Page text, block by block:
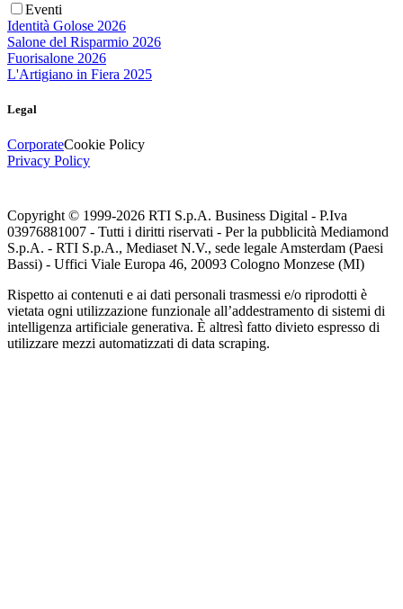
Eventi
Identità Golose 2026
Salone del Risparmio 2026
Fuorisalone 2026
L'Artigiano in Fiera 2025
Legal
CorporateCookie Policy
Privacy Policy
Copyright © 1999-2026 RTI S.p.A. Business Digital - P.Iva
03976881007 - Tutti i diritti riservati - Per la pubblicità Mediamond
S.p.A. - RTI S.p.A., Mediaset N.V., sede legale Amsterdam (Paesi
Bassi) - Uffici Viale Europa 46, 20093 Cologno Monzese (MI)
Rispetto ai contenuti e ai dati personali trasmessi e/o riprodotti è
vietata ogni utilizzazione funzionale all’addestramento di sistemi di
intelligenza artificiale generativa. È altresì fatto divieto espresso di
utilizzare mezzi automatizzati di data scraping.